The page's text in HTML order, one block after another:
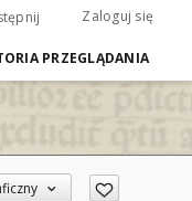
Zaloguj się
PRZEGLĄDANIA